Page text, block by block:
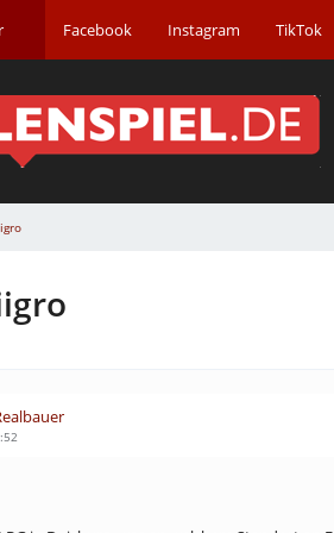
Facebook Instagram TikTok